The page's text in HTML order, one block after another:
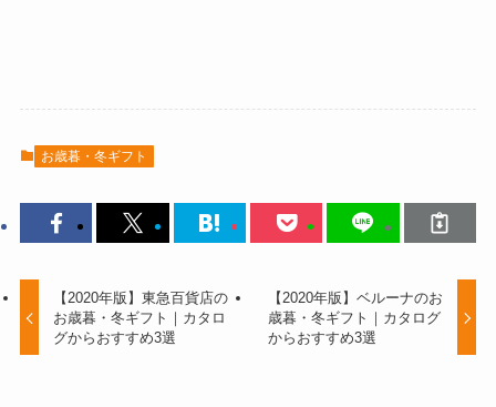
お歳暮・冬ギフト
【2020年版】東急百貨店の
お歳暮・冬ギフト｜カタロ
グからおすすめ3選
【2020年版】ベルーナのお
歳暮・冬ギフト｜カタログ
からおすすめ3選